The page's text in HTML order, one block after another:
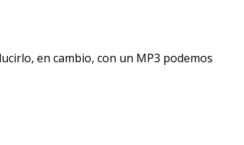
en cambio, con un MP3 podemos